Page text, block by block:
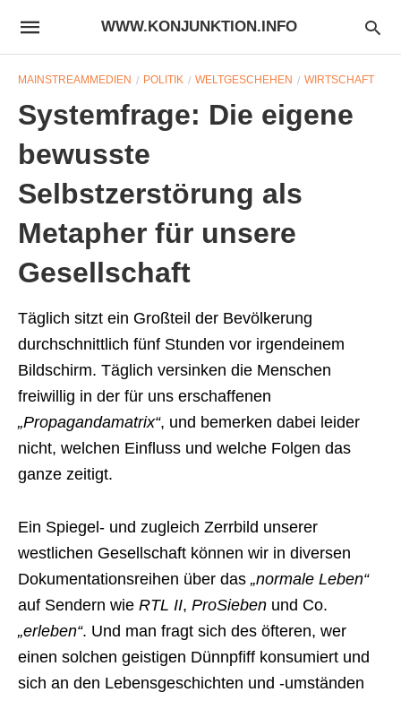
WWW.KONJUNKTION.INFO
MAINSTREAMMEDIEN POLITIK WELTGESCHEHEN WIRTSCHAFT
Systemfrage: Die eigene
bewusste
Selbstzerstörung als
Metapher für unsere
Gesellschaft
Täglich sitzt ein Großteil der Bevölkerung
durchschnittlich fünf Stunden vor irgendeinem
Bildschirm. Täglich versinken die Menschen
freiwillig in der für uns erschaffenen
„Propagandamatrix“, und bemerken dabei leider
nicht, welchen Einfluss und welche Folgen das
ganze zeitigt.
Ein Spiegel- und zugleich Zerrbild unserer
westlichen Gesellschaft können wir in diversen
Dokumentationsreihen über das „normale Leben“
auf Sendern wie RTL II, ProSieben und Co.
„erleben“. Und man fragt sich des öfteren, wer
einen solchen geistigen Dünnpfiff konsumiert und
sich an den Lebensgeschichten und -umständen